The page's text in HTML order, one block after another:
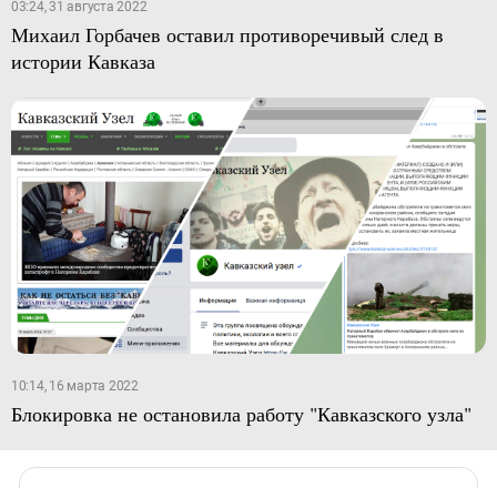
03:24, 31 августа 2022
Михаил Горбачев оставил противоречивый след в
истории Кавказа
10:14, 16 марта 2022
Блокировка не остановила работу "Кавказского узла"